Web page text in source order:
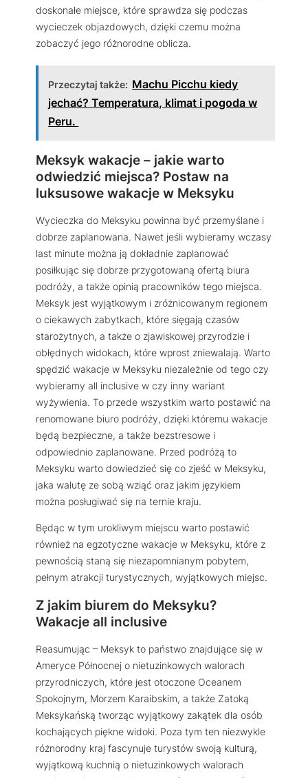
doskonałe miejsce, które sprawdza się podczas
wycieczek objazdowych, dzięki czemu można
zobaczyć jego różnorodne oblicza.
Przeczytaj także: Machu Picchu kiedy
jechać? Temperatura, klimat i pogoda w
Peru.
Meksyk wakacje – jakie warto
odwiedzić miejsca? Postaw na
luksusowe wakacje w Meksyku
Wycieczka do Meksyku powinna być przemyślane i
dobrze zaplanowana. Nawet jeśli wybieramy wczasy
last minute można ją dokładnie zaplanować
posiłkując się dobrze przygotowaną ofertą biura
podróży, a także opinią pracowników tego miejsca.
Meksyk jest wyjątkowym i zróżnicowanym regionem
o ciekawych zabytkach, które sięgają czasów
starożytnych, a także o zjawiskowej przyrodzie i
obłędnych widokach, które wprost zniewalają. Warto
spędzić wakacje w Meksyku niezależnie od tego czy
wybieramy all inclusive w czy inny wariant
wyżywienia. To przede wszystkim warto postawić na
renomowane biuro podróży, dzięki któremu wakacje
będą bezpieczne, a także bezstresowe i
odpowiednio zaplanowane. Przed podróżą to
Meksyku warto dowiedzieć się co zjeść w Meksyku,
jaka walutę ze sobą wziąć oraz jakim językiem
można posługiwać się na ternie kraju.
Będąc w tym urokliwym miejscu warto postawić
również na egzotyczne wakacje w Meksyku, które z
pewnością staną się niezapomnianym pobytem,
pełnym atrakcji turystycznych, wyjątkowych miejsc.
Z jakim biurem do Meksyku?
Wakacje all inclusive
Reasumując – Meksyk to państwo znajdujące się w
Ameryce Północnej o nietuzinkowych walorach
przyrodniczych, które jest otoczone Oceanem
Spokojnym, Morzem Karaibskim, a także Zatoką
Meksykańską tworząc wyjątkowy zakątek dla osób
kochających piękne widoki. Poza tym ten niezwykle
różnorodny kraj fascynuje turystów swoją kulturą,
wyjątkową kuchnią o nietuzinkowych walorach